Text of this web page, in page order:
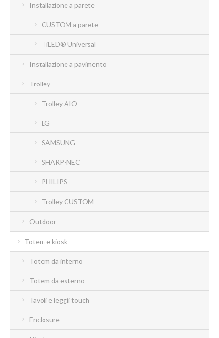
Installazione a parete
CUSTOM a parete
TiLED® Universal
Installazione a pavimento
Trolley
Trolley AIO
LG
SAMSUNG
SHARP-NEC
PHILIPS
Trolley CUSTOM
Outdoor
Totem e kiosk
Totem da interno
Totem da esterno
Tavoli e leggii touch
Enclosure